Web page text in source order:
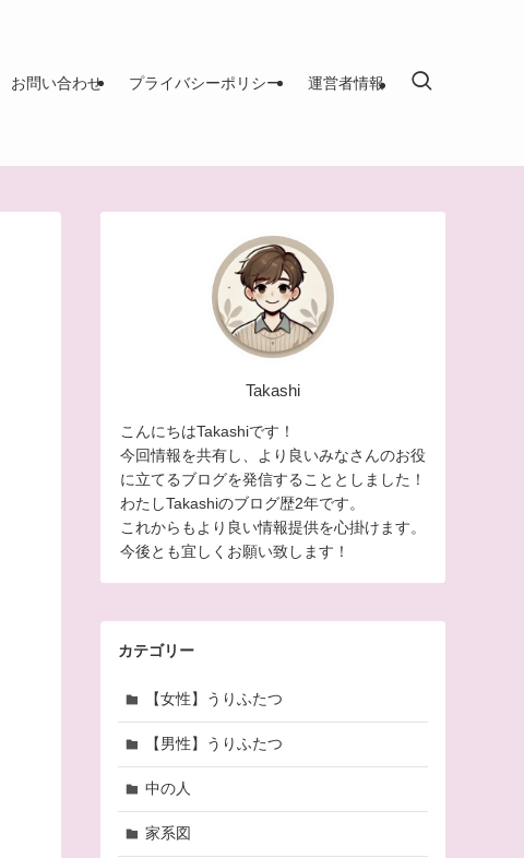
お問い合わせ プライバシーポリシー 運営者情報
Takashi
こんにちはTakashiです！
今回情報を共有し、より良いみなさんのお役
に立てるブログを発信することとしました！
わたしTakashiのブログ歴2年です。
これからもより良い情報提供を心掛けます。
今後とも宜しくお願い致します！
カテゴリー
【女性】うりふたつ
【男性】うりふたつ
中の人
家系図